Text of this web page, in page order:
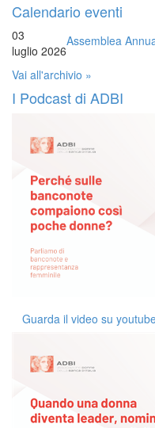
Calendario eventi
03
luglio 2026
Assemblea
Vai all'archivio »
I Podcast di ADBI
Guarda il video su